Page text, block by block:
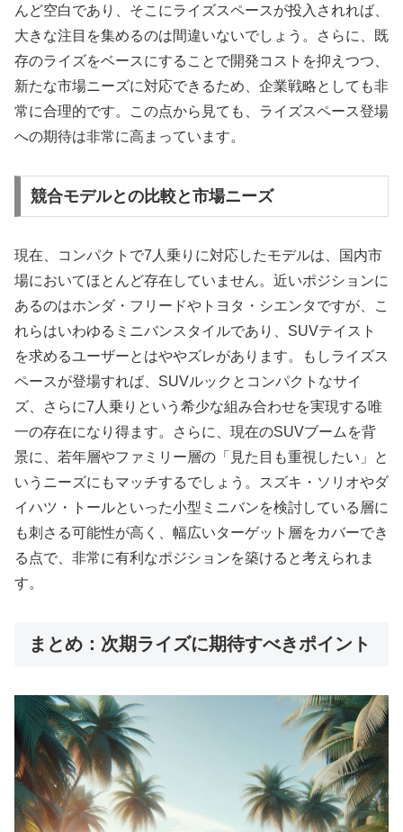
んど空白であり、そこにライズスペースが投入されれば、
大きな注目を集めるのは間違いないでしょう。さらに、既
存のライズをベースにすることで開発コストを抑えつつ、
新たな市場ニーズに対応できるため、企業戦略としても非
常に合理的です。この点から見ても、ライズスペース登場
への期待は非常に高まっています。
競合モデルとの比較と市場ニーズ
現在、コンパクトで7人乗りに対応したモデルは、国内市
場においてほとんど存在していません。近いポジションに
あるのはホンダ・フリードやトヨタ・シエンタですが、こ
れらはいわゆるミニバンスタイルであり、SUVテイスト
を求めるユーザーとはややズレがあります。もしライズス
ペースが登場すれば、SUVルックとコンパクトなサイ
ズ、さらに7人乗りという希少な組み合わせを実現する唯
一の存在になり得ます。さらに、現在のSUVブームを背
景に、若年層やファミリー層の「見た目も重視したい」と
いうニーズにもマッチするでしょう。スズキ・ソリオやダ
イハツ・トールといった小型ミニバンを検討している層に
も刺さる可能性が高く、幅広いターゲット層をカバーでき
る点で、非常に有利なポジションを築けると考えられま
す。
まとめ：次期ライズに期待すべきポイント